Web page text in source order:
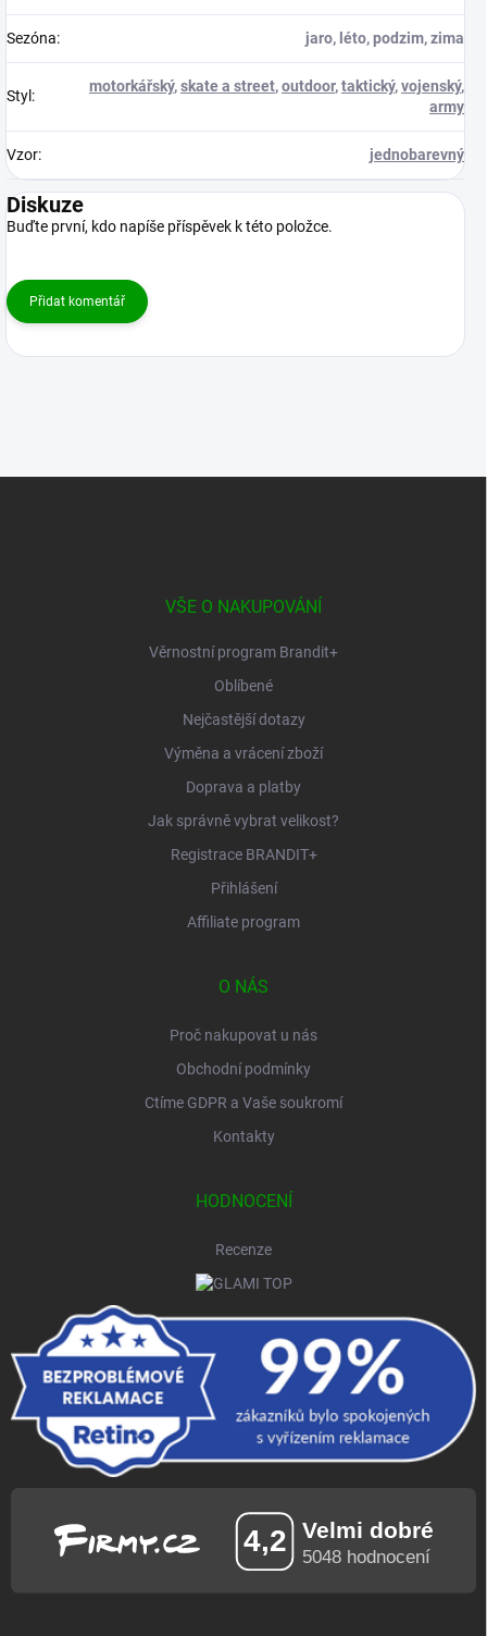
Sezóna: jaro, léto, podzim, zima
Styl :
motorkářský,skate a street,outdoor,taktický,vojenský,
army
Vzor: jednobarevný
Diskuze
Buďte první, kdo napíše příspěvek k této položce.
Přidat komentář
VŠE O NAKUPOVÁNÍ
Věrnostní program Brandit+
Oblíbené
Nejčastější dotazy
Výměna a vrácení zboží
Doprava a platby
Jak správně vybrat velikost?
Registrace BRANDIT+
Přihlášení
Affiliate program
O NÁS
Proč nakupovat u nás
Obchodní podmínky
Ctíme GDPR a Vaše soukromí
Kontakty
HODNOCENÍ
Recenze